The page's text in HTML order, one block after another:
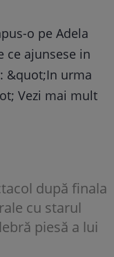
o pe Adela
ce ajunsese in
&quot;In urma
Vezi mai mult
după finala
cu starul
piesă a lui